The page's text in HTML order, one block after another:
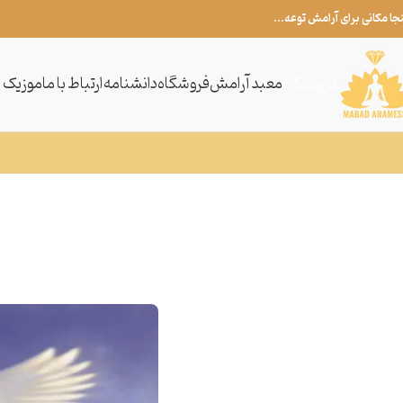
مکانی برای آرامش توعه...
معبد آرامشفروشگاهدانشنامهارتباط با ماموزیک